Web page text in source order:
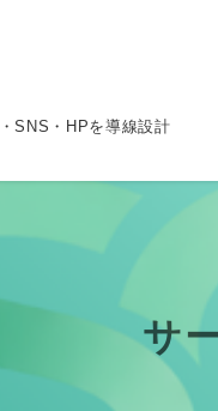
SNS・HPを導線設計
サ